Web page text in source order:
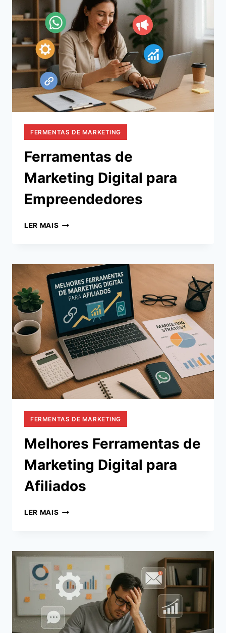
DE
TRABALHO
FERMENTAS DE MARKETING
Ferramentas de
Marketing Digital para
Empreendedores
LER MAIS FERRAMENTAS
PARA
EMPREENDEDORES
FERMENTAS DE MARKETING
Melhores Ferramentas de
Marketing Digital para
Afiliados
LER MAIS MELHORES
DIGITAL
PARA
AFILIADOS